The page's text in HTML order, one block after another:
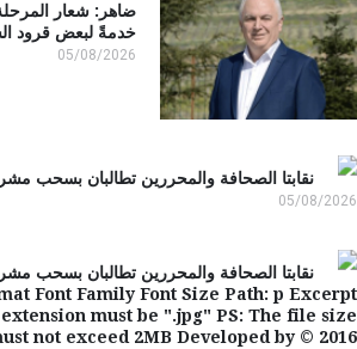
ضاهر: شعار
خدمةً لبعض قرود
05/08/2026
نقابتا الصحافة والمحررين تطالبان بسحب مشروع
05/08/
نقابتا الصحافة والمحررين تطالبان بسحب مشروع
Font Family Font Size Path: p
extension must be ".jpg" PS: The file
must not exceed 2MB Developed by ©